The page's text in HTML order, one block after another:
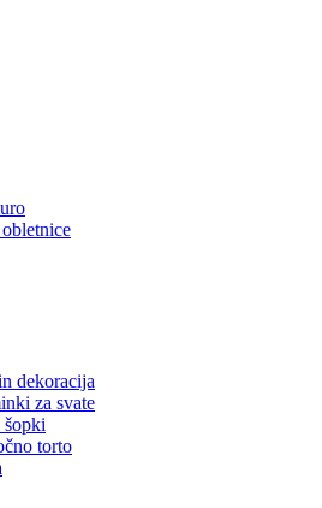
dekoracija
za svate
šopki
torto